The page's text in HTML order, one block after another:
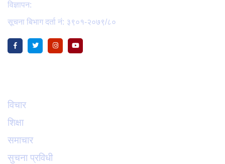
विज्ञापन:
सूचना बिभाग दर्ता नं: ३९०१-२०७९/८०
विचार
शिक्षा
समाचार
सुचना प्रविधी